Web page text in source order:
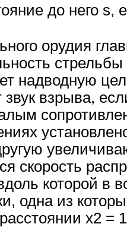
до него s,
орудия
надводную
взрыва,
скорость
которой в
одна из
х2 =